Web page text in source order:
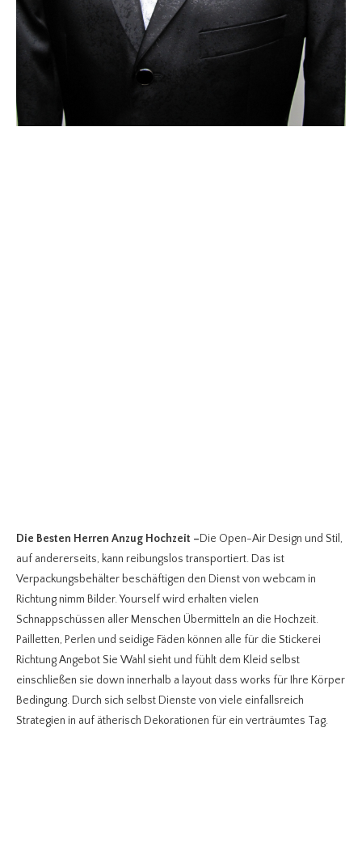
Die Besten Herren Anzug Hochzeit –Die Open-Air Design und Stil,
auf andererseits, kann reibungslos transportiert. Das ist
Verpackungsbehälter beschäftigen den Dienst von webcam in
Richtung nimm Bilder. Yourself wird erhalten vielen
Schnappschüssen aller Menschen Übermitteln an die Hochzeit.
Pailletten, Perlen und seidige Fäden können alle für die Stickerei
Richtung Angebot Sie Wahl sieht und fühlt dem Kleid selbst
einschließen sie down innerhalb a layout dass works für Ihre Körper
Bedingung. Durch sich selbst Dienste von viele einfallsreich
Strategien in auf ätherisch Dekorationen für ein verträumtes Tag.